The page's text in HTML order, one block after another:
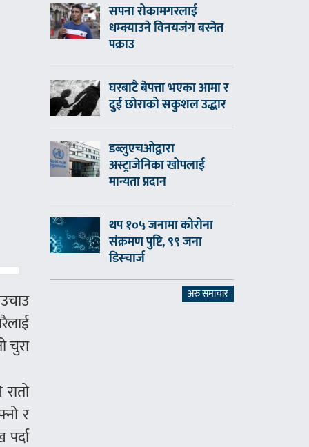
चुरा
र
सपना रोकामगरलाई
धम्क्याउने विनयजंग बस्नेत
पक्राउ
घरबाटै बेपत्ता भएका आमा र
दुई छोराको सकुशल उद्धार
डब्लुएचओद्वारा
अस्ट्राजेनिका खोपलाई
मान्यता प्रदान
थप १०५ जनामा कोरोना
संक्रमण पुष्टि, ९९ जना
डिस्चार्ज
अरु समाचार